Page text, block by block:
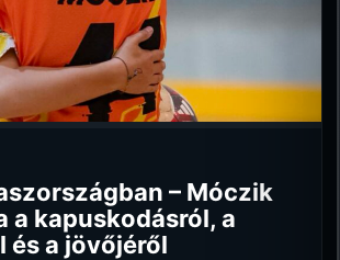
– Móczik
a kapuskodásról, a
és a jövőjéről